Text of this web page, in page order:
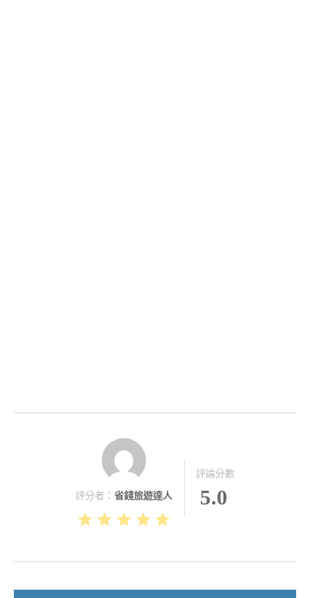
評分者： 省錢旅遊達人
評論分數
5.0